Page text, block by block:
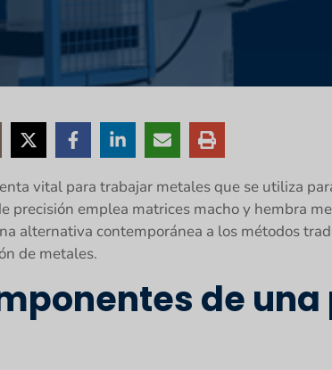
vital para trabajar metales que se utiliza
precisión emplea matrices macho y hembra
alternativa contemporánea a los métodos
de metales.
de una